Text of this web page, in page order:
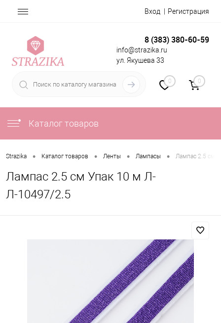
Вход Регистрация
8 (383) 380-60-59
info@strazika.ru
ул. Якушева 33
0 0
Каталог товаров
Strazika • Каталог товаров • Ленты • Лампасы • Лампас 2.5 см
Лампас 2.5 см Упак 10 м Л-
Л-10497/2.5